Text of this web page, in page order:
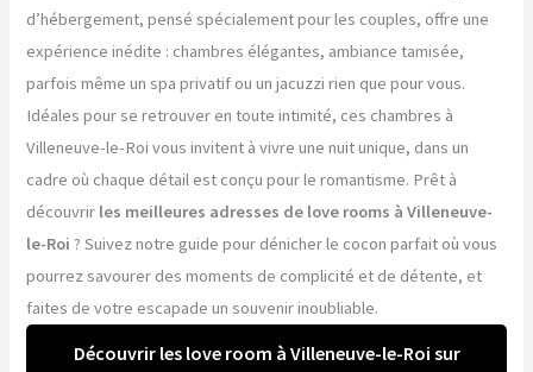
d’hébergement, pensé spécialement pour les couples, offre une
expérience inédite : chambres élégantes, ambiance tamisée,
parfois même un spa privatif ou un jacuzzi rien que pour vous.
Idéales pour se retrouver en toute intimité, ces chambres à
Villeneuve-le-Roi vous invitent à vivre une nuit unique, dans un
cadre où chaque détail est conçu pour le romantisme. Prêt à
découvrir les meilleures adresses de love rooms à Villeneuve-
le-Roi ? Suivez notre guide pour dénicher le cocon parfait où vous
pourrez savourer des moments de complicité et de détente, et
faites de votre escapade un souvenir inoubliable.
Découvrir les love room à Villeneuve-le-Roi sur